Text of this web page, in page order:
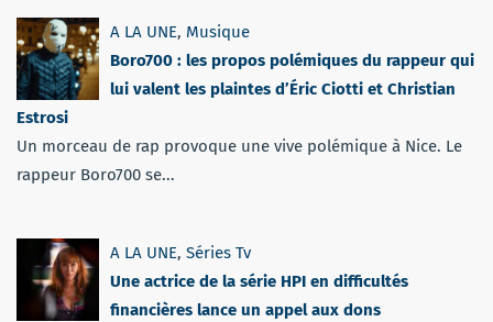
A LA UNE, Musique
Boro700 : les propos polémiques du rappeur qui
lui valent les plaintes d’Éric Ciotti et Christian
Estrosi
Un morceau de rap provoque une vive polémique à Nice. Le
rappeur Boro700 se...
A LA UNE, Séries Tv
Une actrice de la série HPI en difficultés
financières lance un appel aux dons